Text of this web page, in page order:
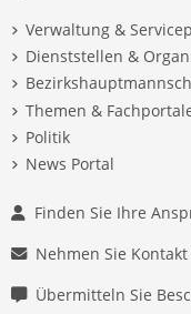
Verwaltung &
Dienststellen &
Themen &
Politik
News Portal
Finden Sie Ihre
Nehmen Sie
Übermitteln Sie